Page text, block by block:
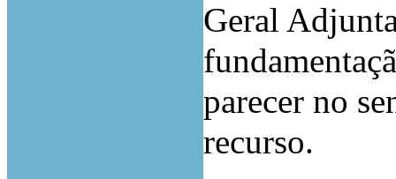
Geral
parecer no
recurso.